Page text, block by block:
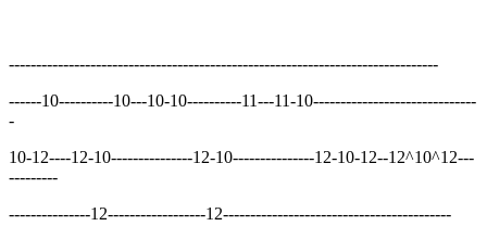
-------------------------------------------------------------------------------
------10----------10---10-10----------11---11-10------------------------------
-
10-12----12-10---------------12-10---------------12-10-12--12^10^12---
---------
---------------12------------------12------------------------------------------